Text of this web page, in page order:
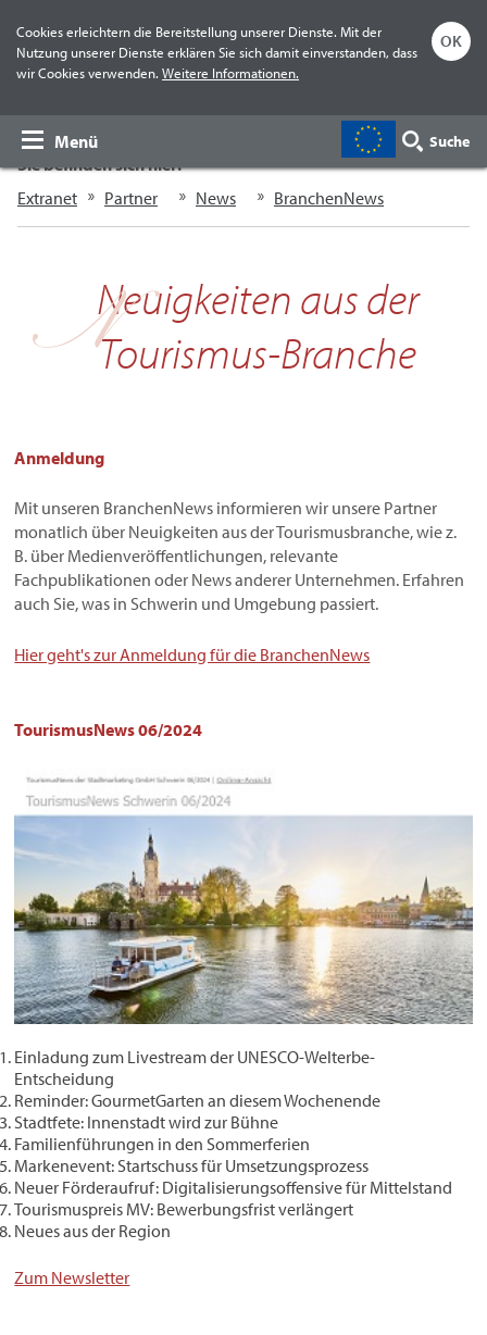
Menü
Cookies erleichtern die Bereitstellung unserer Dienste. Mit der
Nutzung unserer Dienste erklären Sie sich damit einverstanden, dass
wir Cookies verwenden. Weitere Informationen.
OK
Suche
Sie befinden sich hier:
Extranet
Partner News BranchenNews
Neuigkeiten aus der
Tourismus-Branche
Anmeldung
Mit unseren BranchenNews informieren wir unsere Partner
monatlich über Neuigkeiten aus der Tourismusbranche, wie z.
B. über Medienveröffentlichungen, relevante
Fachpublikationen oder News anderer Unternehmen. Erfahren
auch Sie, was in Schwerin und Umgebung passiert.
Hier geht's zur Anmeldung für die BranchenNews
TourismusNews 06/2024
Einladung zum Livestream der UNESCO-Welterbe-
Entscheidung
Reminder: GourmetGarten an diesem Wochenende
Stadtfete: Innenstadt wird zur Bühne
Familienführungen in den Sommerferien
Markenevent: Startschuss für Umsetzungsprozess
Neuer Förderaufruf: Digitalisierungsoffensive für Mittelstand
Tourismuspreis MV: Bewerbungsfrist verlängert
Neues aus der Region
Zum Newsletter